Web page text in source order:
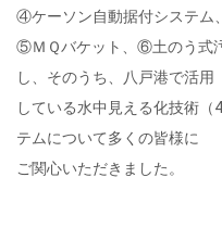
④ケーソン自動据付システム、
⑤ＭＱバケット、⑥土のう式
し、そのうち、八戸港で活用
している水中見える化技術
テムについて多くの皆様に
ご関心いただきました。